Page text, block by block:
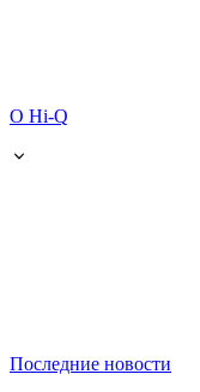
О Hi-Q
Последние новости